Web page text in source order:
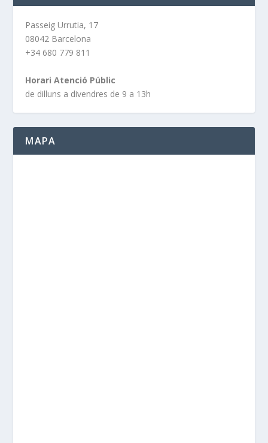
Passeig Urrutia, 17
08042 Barcelona
+34 680 779 811
Horari Atenció Públic
de dilluns a divendres de 9 a 13h
MAPA